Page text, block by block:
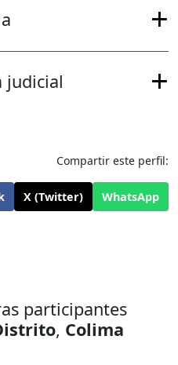
judicial
Compartir este perfil:
X (Twitter) WhatsApp
participantes
, Colima